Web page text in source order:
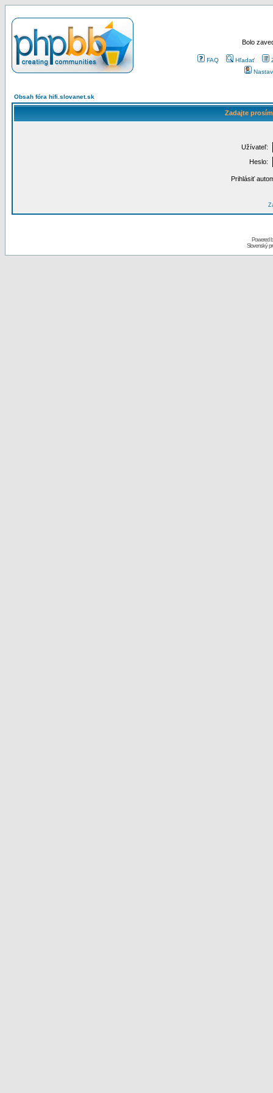
Bolo
FAQ Hľadať
Obsah fóra hifi.slovanet.sk
Zadajte
Užívateľ:
Heslo:
Prihlásiť
Powered
Slovenský